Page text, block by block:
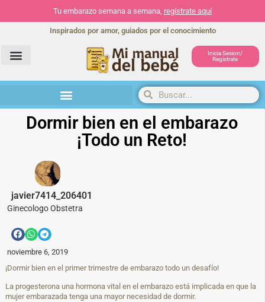
Tu embarazo semana a semana, regístrate aquí
Inspirados por amor, guiados por el conocimiento
Inicia Sesion/
Registrate
Dormir bien en el embarazo
¡Todo un Reto!
javier7414_206401
Ginecologo Obstetra
noviembre 6, 2019
¡Dormir bien en el primer trimestre de embarazo todo un desafío!
La progesterona una hormona vital en el embarazo está implicada en que la
mujer embarazada tenga una mayor necesidad de dormir.